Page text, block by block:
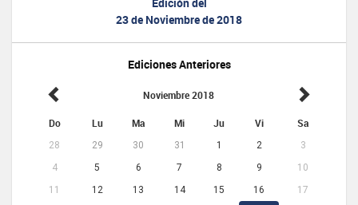
23 de Noviembre de 2018
Ediciones Anteriores
Noviembre 2018
Do Lu Ma Mi Ju Vi Sa
28 29 30 31 1 2
3
4
5 6 7 8 9
10
11
12 13 14 15 16
17